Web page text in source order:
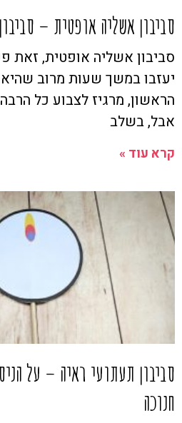
סביבון אשליה אופטית –
סביבון אשליה אופטית, זאת
יעזבו במשך שעות מרוב
הראשון, מרגיז לצבוע כל
אבל, בשלב
קרא עוד »
סביבון תעתועי ראיה – על
חנוכה